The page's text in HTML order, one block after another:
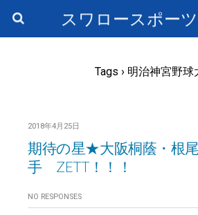
スワロースポー
Tags › 明治神宮野球
2018年4月25日
期待の星★大阪桐蔭・根
手 ZETT！！！
NO RESPONSES